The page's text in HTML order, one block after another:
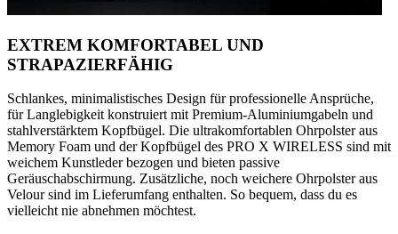
EXTREM KOMFORTABEL UND
STRAPAZIERFÄHIG
Schlankes, minimalistisches Design für professionelle Ansprüche,
für Langlebigkeit konstruiert mit Premium-Aluminiumgabeln und
stahlverstärktem Kopfbügel. Die ultrakomfortablen Ohrpolster aus
Memory Foam und der Kopfbügel des PRO X WIRELESS sind mit
weichem Kunstleder bezogen und bieten passive
Geräuschabschirmung. Zusätzliche, noch weichere Ohrpolster aus
Velour sind im Lieferumfang enthalten. So bequem, dass du es
vielleicht nie abnehmen möchtest.